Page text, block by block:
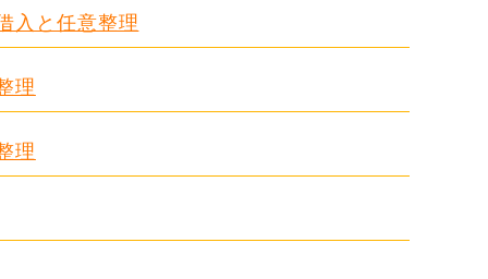
と任意整理
理
理